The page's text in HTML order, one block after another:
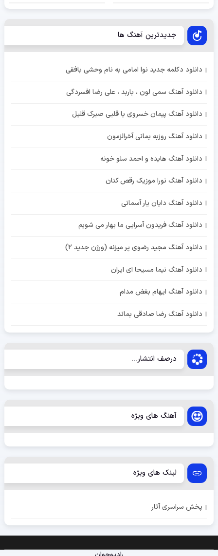
جدیدترین آهنگ ها
دانلود دکلمه جدید نوا امامی به نام وحشی بافقی
دانلود آهنگ سمی لون ، باربد ، علی رضا افسردگی
دانلود آهنگ پیمان خسروی یا قلبی صبرک قلیل
دانلود آهنگ روزبه بمانی آخرالزمون
دانلود آهنگ هایده و احمد سلو خونه
دانلود آهنگ نورا موزیک رقص کنان
دانلود آهنگ دایان یار آسمانی
دانلود آهنگ فریدون آسرایی ما بهار می شویم
دانلود آهنگ مجید رضوی پر میزنه (ورژن جدید 2)
دانلود آهنگ نیما مسیحا ای ایران
دانلود آهنگ ایهام بغض مدام
دانلود آهنگ رضا صادقی بماند
درصف انتشار...
آهنگ های ویژه
لینک های ویژه
پخش سراسری آثار